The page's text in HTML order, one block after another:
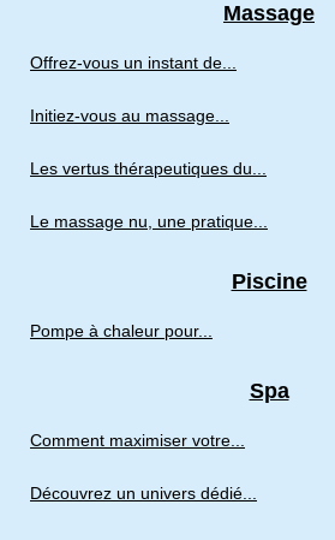
Massage
Offrez-vous un instant de...
Initiez-vous au massage...
Les vertus thérapeutiques du...
Le massage nu, une pratique...
Piscine
Pompe à chaleur pour...
Spa
Comment maximiser votre...
Découvrez un univers dédié...